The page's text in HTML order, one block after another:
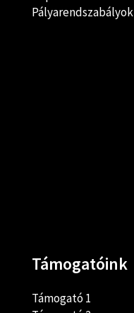
Pályarendszabályok
Támogatóink
Támogató 1